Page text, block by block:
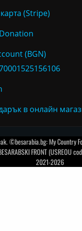
(Stripe)
(BGN)
в онлайн
. ©besarabia.bg: My Country
FRONT (USREOU
2021-2026